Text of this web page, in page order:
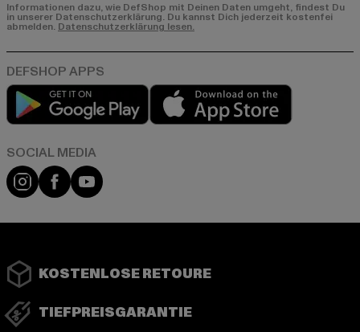
Informationen dazu, wie DefShop mit Deinen Daten umgeht, findest Du
in unserer Datenschutzerklärung. Du kannst Dich jederzeit kostenfei
abmelden. Datenschutzerklärung lesen.
Play market
Instagram
FacebookYouTube
KOSTENLOSE RETOURE
TIEFPREISGARANTIE